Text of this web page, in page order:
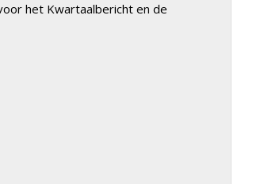
het Kwartaalbericht en de